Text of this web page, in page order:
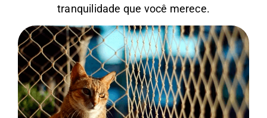
tranquilidade que você merece.